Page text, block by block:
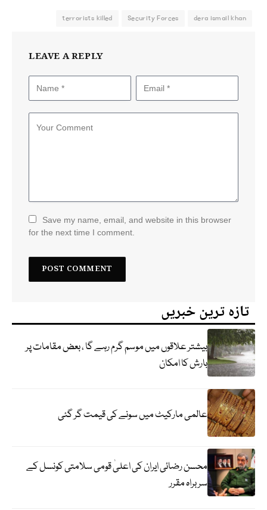
dera ismail khan
Security Forces
terrorists killed
LEAVE A REPLY
Save my name, email, and website in this browser
for the next time I comment.
تازہ ترین خبریں
بیشتر علاقوں میں موسم گرم رہے گا ، بعض مقامات پر
بارش کا امکان
عالمی مارکیٹ میں سونے کی قیمت گر گئی
محسن رضائی ایران کی اعلیٰ قومی سلامتی کونسل کے
سربراہ مقرر